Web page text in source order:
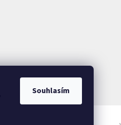
Souhlasím